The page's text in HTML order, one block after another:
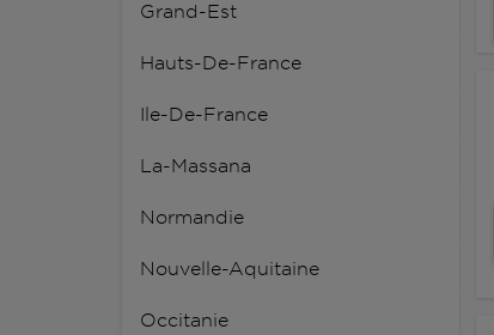
Grand-Est
Hauts-De-France
Ile-De-France
La-Massana
Normandie
Nouvelle-Aquitaine
Occitanie